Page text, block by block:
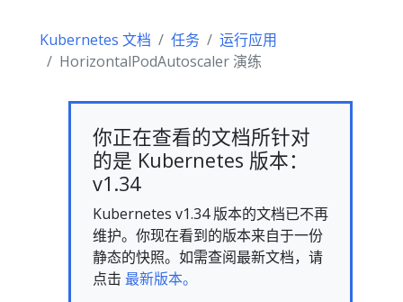
Kubernetes 文档 任务
运行应用
HorizontalPodAutoscaler 演练
你正在查看的文档所针对
的是 Kubernetes 版本：
v1.34
Kubernetes v1.34 版本的文档已不再
维护。你现在看到的版本来自于一份
静态的快照。如需查阅最新文档，请
点击 最新版本。